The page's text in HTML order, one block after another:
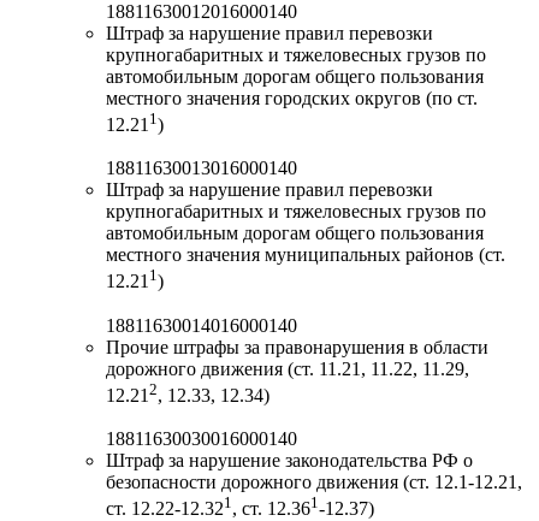
18811630012016000140
Штраф за нарушение правил перевозки
крупногабаритных и тяжеловесных грузов по
автомобильным дорогам общего пользования
местного значения городских округов (по ст.
12.211)
18811630013016000140
Штраф за нарушение правил перевозки
крупногабаритных и тяжеловесных грузов по
автомобильным дорогам общего пользования
местного значения муниципальных районов (ст.
12.211)
18811630014016000140
Прочие штрафы за правонарушения в области
дорожного движения (ст. 11.21, 11.22, 11.29,
12.21 2, 12.33, 12.34)
18811630030016000140
Штраф за нарушение законодательства РФ о
безопасности дорожного движения (ст. 12.1-12.21,
ст. 12.22-12.321, ст. 12.361-12.37)